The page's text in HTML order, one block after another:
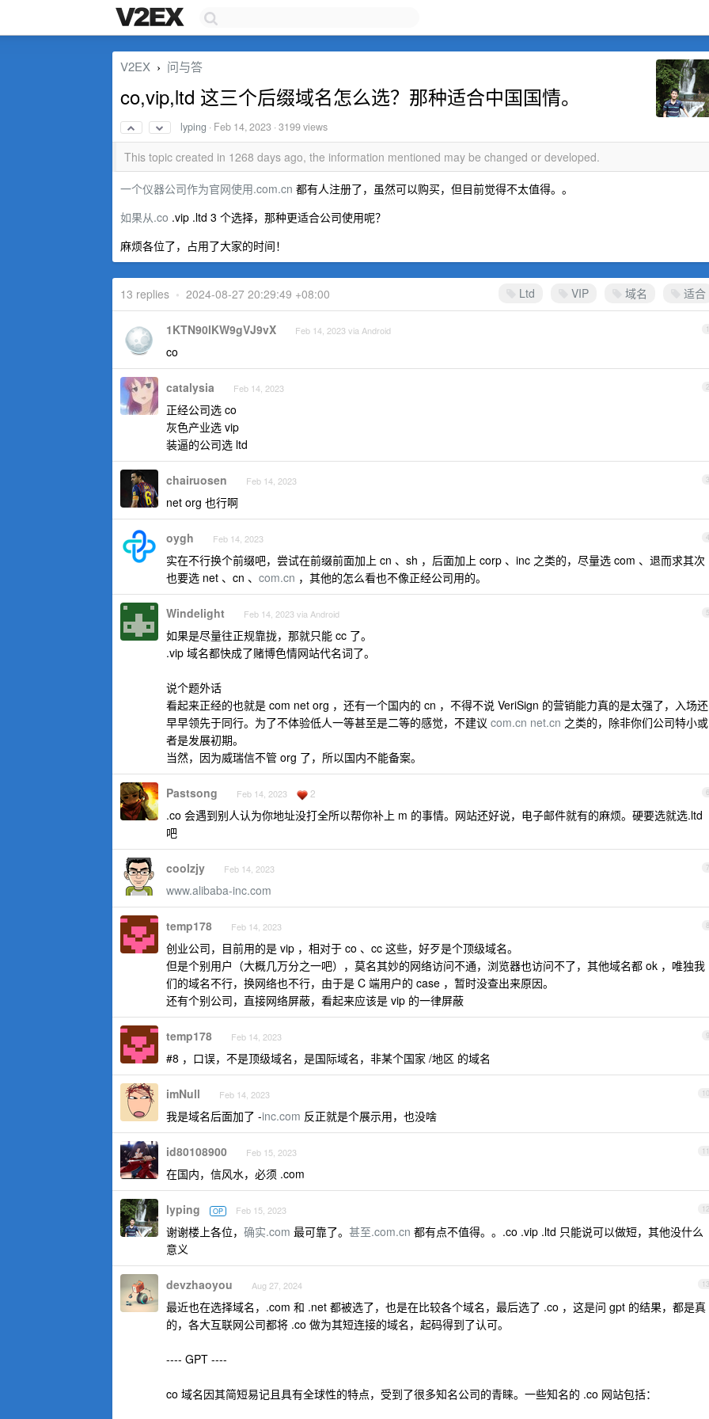
V2EX › 问与答
co,vip,ltd 这三个后缀域名怎么选？那种适合中国国情。
lyping · Feb 14, 2023 · 3199 views
This topic created in 1268 days ago, the information mentioned may be changed or developed.
一个仪器公司作为官网使用.com.cn 都有人注册了，虽然可以购买，但目前觉得不太值得。。
如果从.co .vip .ltd 3 个选择，那种更适合公司使用呢？
麻烦各位了，占用了大家的时间！
Ltd VIP 域名 适合
13 replies • 2024-08-27 20:29:49 +08:00
1
1KTN90lKW9gVJ9vX Feb 14, 2023 via Android
co
2
catalysia Feb 14, 2023
正经公司选 co
灰色产业选 vip
装逼的公司选 ltd
3
chairuosen Feb 14, 2023
net org 也行啊
4
oygh Feb 14, 2023
实在不行换个前缀吧，尝试在前缀前面加上 cn 、sh ，后面加上 corp 、inc 之类的，尽量选 com 、退而求其次
也要选 net 、cn 、 com.cn ，其他的怎么看也不像正经公司用的。
5
Windelight Feb 14, 2023 via Android
如果是尽量往正规靠拢，那就只能 cc 了。
.vip 域名都快成了赌博色情网站代名词了。
说个题外话
看起来正经的也就是 com net org ，还有一个国内的 cn ，不得不说 VeriSign 的营销能力真的是太强了，入场还
早早领先于同行。为了不体验低人一等甚至是二等的感觉，不建议 com.cn net.cn 之类的，除非你们公司特小或
者是发展初期。
当然，因为威瑞信不管 org 了，所以国内不能备案。
6
Pastsong Feb 14, 2023 2
.co 会遇到别人认为你地址没打全所以帮你补上 m 的事情。网站还好说，电子邮件就有的麻烦。硬要选就选.ltd
吧
7
coolzjy Feb 14, 2023
www.alibaba-inc.com
8
temp178 Feb 14, 2023
创业公司，目前用的是 vip ，相对于 co 、cc 这些，好歹是个顶级域名。
但是个别用户（大概几万分之一吧），莫名其妙的网络访问不通，浏览器也访问不了，其他域名都 ok ，唯独我
们的域名不行，换网络也不行，由于是 C 端用户的 case ，暂时没查出来原因。
还有个别公司，直接网络屏蔽，看起来应该是 vip 的一律屏蔽
9
temp178 Feb 14, 2023
#8 ，口误，不是顶级域名，是国际域名，非某个国家 /地区 的域名
10
imNull Feb 14, 2023
我是域名后面加了 -inc.com 反正就是个展示用，也没啥
11
id80108900 Feb 15, 2023
在国内，信风水，必须 .com
12
lyping OP Feb 15, 2023
谢谢楼上各位， 确实.com 最可靠了。 甚至.com.cn 都有点不值得。。.co .vip .ltd 只能说可以做短，其他没什么
意义
13
devzhaoyou Aug 27, 2024
最近也在选择域名，.com 和 .net 都被选了，也是在比较各个域名，最后选了 .co ，这是问 gpt 的结果，都是真
的，各大互联网公司都将 .co 做为其短连接的域名，起码得到了认可。
---- GPT ----
co 域名因其简短易记且具有全球性的特点，受到了很多知名公司的青睐。一些知名的 .co 网站包括：